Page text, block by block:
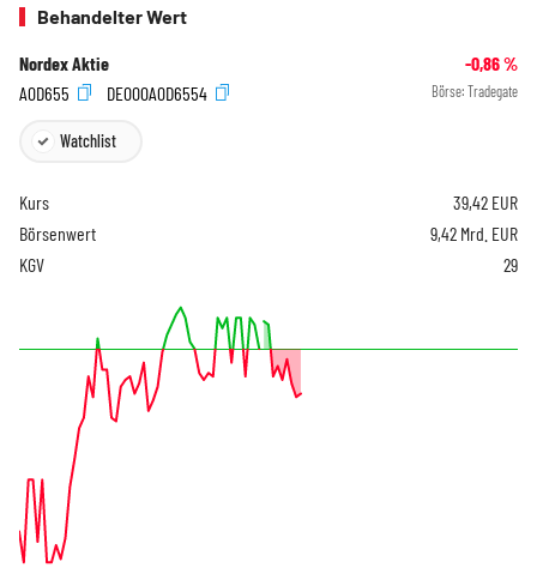
Behandelter Wert
Nordex Aktie -0,86%
A0D655
DE000A0D6554 Börse: Tradegate
Watchlist
Kurs 39,42 EUR
Börsenwert
9,42 Mrd. EUR
KGV
29